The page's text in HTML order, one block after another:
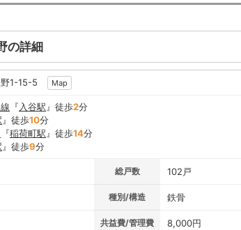
の詳細
1-15-5 Map
『入谷駅』徒歩2分
』徒歩10分
『稲荷町駅』徒歩14分
』徒歩9分
総戸数 102戸
種別/構造 鉄骨
共益費/管理費 8,000円